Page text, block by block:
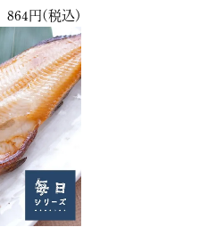
864円(税込)